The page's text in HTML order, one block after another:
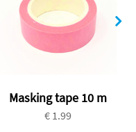
Masking tape 10 m
€ 1.99